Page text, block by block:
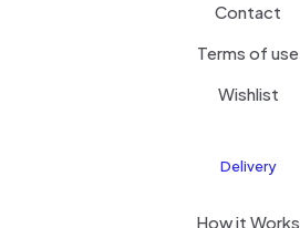
Contact
Terms of use
Wishlist
Delivery
How it Works